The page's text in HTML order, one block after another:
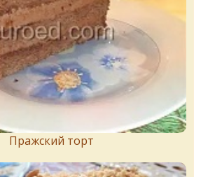
Пражский торт